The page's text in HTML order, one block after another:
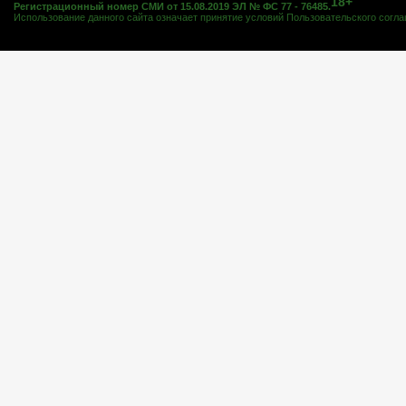
Регистрационный номер СМИ от 15.08.2019 ЭЛ № ФС 77 - 76485.
Использование данного сайта означает принятие условий Пользовательского